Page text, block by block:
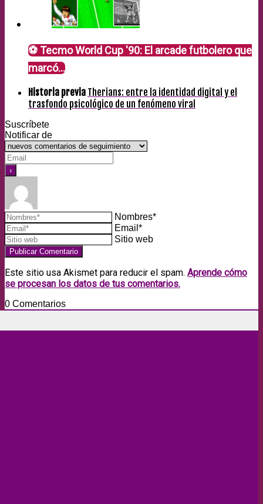
⚽ Tecmo World Cup '90: El arcade futbolero que
marcó…
Historia previa Therians: entre la identidad digital y el
trasfondo psicológico de un fenómeno viral
Suscríbete
Notificar de
Nombres*
Email*
Sitio web
Este sitio usa Akismet para reducir el spam. Aprende cómo
se procesan los datos de tus comentarios.
0 Comentarios